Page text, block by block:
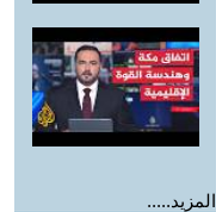
المزيد.....